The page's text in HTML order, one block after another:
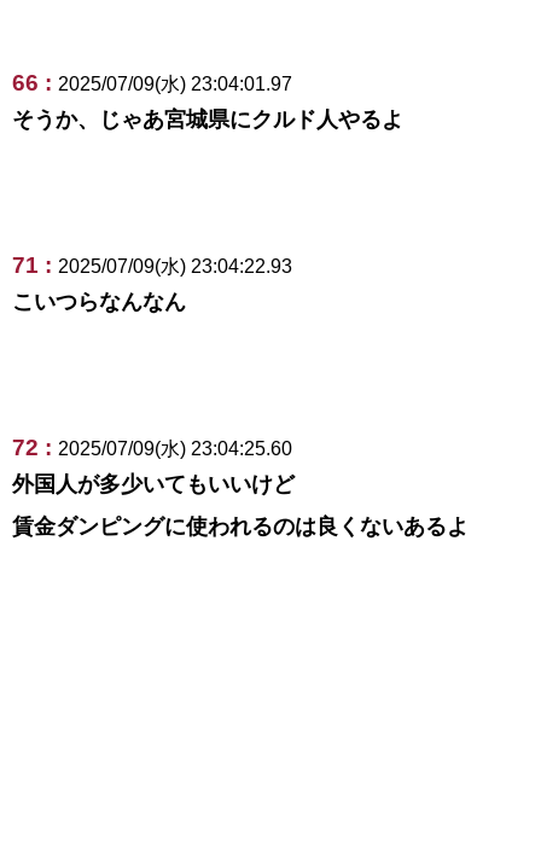
66 : 2025/07/09(水) 23:04:01.97
そうか、じゃあ宮城県にクルド人やるよ
71 : 2025/07/09(水) 23:04:22.93
こいつらなんなん
72 : 2025/07/09(水) 23:04:25.60
外国人が多少いてもいいけど
賃金ダンピングに使われるのは良くないあるよ